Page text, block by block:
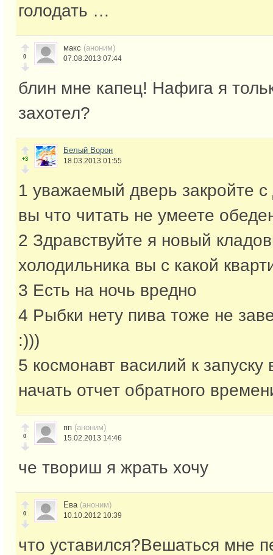
голодать …
0
макс (аноним)
07.08.2013 07:44
блин мне капец! Нафига я
захотел?
+3
Белый Ворон
18.03.2013 01:55
1 уважаемый дверь закройте с
вы что читать не умеете
2 Здравствуйте я новый
холодильника вы с какой
3 Есть на ночь вредно
4 Рыбки нету пива тоже не
:)))
5 космонавт василий к запуску
начать отчет обратного
0
пп (аноним)
15.02.2013 14:46
че твориш я жрать хочу
0
Ева (аноним)
10.10.2012 10:39
что уставился?Вешаться мне